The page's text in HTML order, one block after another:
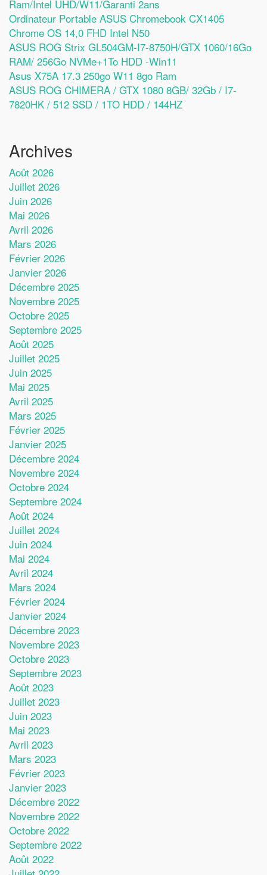
Ram/Intel UHD/W11/Garanti 2ans
Ordinateur Portable ASUS Chromebook CX1405
Chrome OS 14,0 FHD Intel N50
ASUS ROG Strix GL504GM-I7-8750H/GTX 1060/16Go
RAM/ 256Go NVMe+1To HDD -Win11
Asus X75A 17.3 250go W11 8go Ram
ASUS ROG CHIMERA / GTX 1080 8GB/ 32Gb / I7-
7820HK / 512 SSD / 1TO HDD / 144HZ
Archives
Août 2026
Juillet 2026
Juin 2026
Mai 2026
Avril 2026
Mars 2026
Février 2026
Janvier 2026
Décembre 2025
Novembre 2025
Octobre 2025
Septembre 2025
Août 2025
Juillet 2025
Juin 2025
Mai 2025
Avril 2025
Mars 2025
Février 2025
Janvier 2025
Décembre 2024
Novembre 2024
Octobre 2024
Septembre 2024
Août 2024
Juillet 2024
Juin 2024
Mai 2024
Avril 2024
Mars 2024
Février 2024
Janvier 2024
Décembre 2023
Novembre 2023
Octobre 2023
Septembre 2023
Août 2023
Juillet 2023
Juin 2023
Mai 2023
Avril 2023
Mars 2023
Février 2023
Janvier 2023
Décembre 2022
Novembre 2022
Octobre 2022
Septembre 2022
Août 2022